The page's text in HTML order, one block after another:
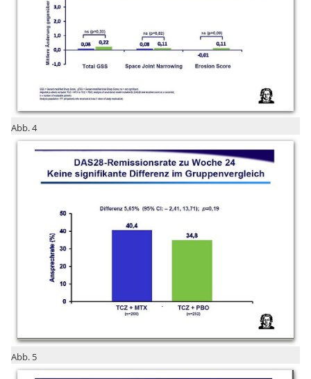
Abb. 4
Abb. 5